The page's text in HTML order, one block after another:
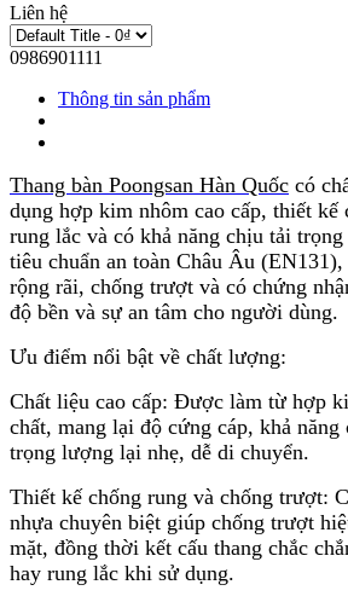
Liên hệ
0986901111
Thông tin sản phẩm
Thang bàn Poongsan Hàn Quốc có
dụng hợp kim nhôm cao cấp, thiết kế
rung lắc và có khả năng chịu tải trọng
tiêu chuẩn an toàn Châu Âu
rộng rãi, chống trượt và có chứng
độ bền và sự an tâm cho người dùng.
Ưu điểm nổi bật về chất lượng:
Chất liệu cao cấp: Được làm từ hợp
chất, mang lại độ cứng cáp, khả
trọng lượng lại nhẹ, dễ di chuyển.
Thiết kế chống rung và chống trượt:
nhựa chuyên biệt giúp chống trượt
mặt, đồng thời kết cấu thang chắc
hay rung lắc khi sử dụng.